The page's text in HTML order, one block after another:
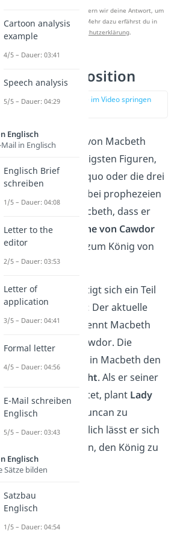
Nach Beantwortung speichern wir deine Antwort, um
Studyflix zu verbessern. Mehr dazu erfährst du in
Datenschutzerklärung.
Akt 1 — Exposition
zur Stelle im Video springen
In derExposition
von Macbeth
lernst du die wichtigsten Figuren,
wieMacbeth
, Banquo oder die drei
Hexen kennen. Dabei prophezeien
die drei Hexen Macbeth, dass er
den Adelstitel
Thane von Cawdor
erhält und später zum König von
Schottland wird.
Kurz darauf bestätigt sich ein Teil
der Prophezeiung: Der aktuelle
König Duncan ernennt Macbeth
zum Thane von Cawdor. Die
Vorhersage weckt in Macbeth den
Wunsch nach Macht. Als er seiner
Frau davon berichtet, plant Lady
Macbeth
, König Duncan zu
ermorden. Schließlich lässt er sich
von ihr überzeugen, den König zu
töten.
Cartoon analysis
example
4/5 – Dauer: 03:41
Speech analysis
5/5 – Dauer: 04:29
Englisch
in Englisch
Englisch Brief
schreiben
1/5 – Dauer: 04:08
Letter to the
editor
2/5 – Dauer: 03:53
Letter of
application
3/5 – Dauer: 04:41
Formal letter
4/5 – Dauer: 04:56
E-Mail schreiben
Englisch
5/5 – Dauer: 03:43
Englisch
Sätze bilden
Satzbau
Englisch
1/5 – Dauer: 04:54